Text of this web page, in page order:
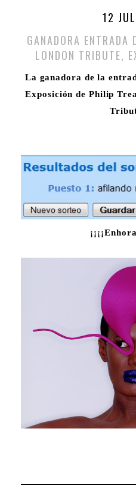
12
GANADORA ENTRADA
LONDON TRIBUTE,
La ganadora de la
Exposición de Philip